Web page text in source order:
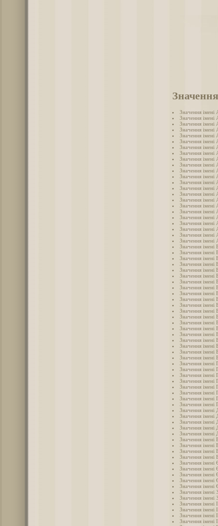
Значення імені
Значення імені
Значення імені
Значення імені
Значення імені
Значення імені
Значення імені
Значення імені
Значення імені
Значення імені
Значення імені
Значення імені
Значення імені
Значення імені
Значення імені
Значення імені
Значення імені
Значення імені
Значення імені
Значення імені
Значення імені
Значення імені
Значення імені
Значення імені
Значення імені
Значення імені
Значення імені
Значення імені
Значення імені
Значення імені
Значення імені
Значення імені
Значення імені
Значення імені
Значення імені
Значення імені
Значення імені
Значення імені
Значення імені
Значення імені
Значення
Значення імені
Значення імені
Значення імені
Значення імені
Значення імені
Значення імені
Значення імені
Значення імені
Значення імені
Значення імені
Значення імені
Значення імені
Значення імені
Значення імені
Значення імені
Значення імені
Значення імені
Значення імені
Значення імені
Значення імені
Значення імені
Значення імені
Значення імені
Значення імені
Значення імені
Значення імені
Значення імені
Значення імені
Значення імені
Значення імені